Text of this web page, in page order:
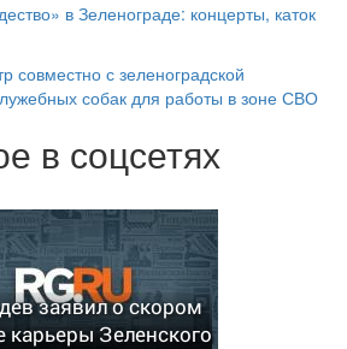
в Зеленограде: концерты, каток
совместно с зеленоградской
собак для работы в зоне СВО
в соцсетях
заявил о скором
карьеры Зеленского